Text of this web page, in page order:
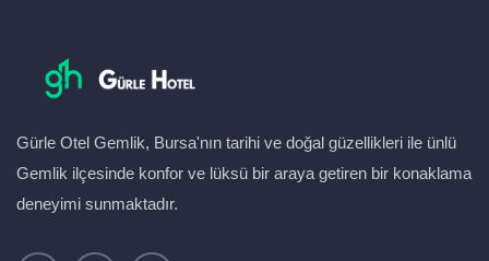
Gürle Otel Gemlik, Bursa'nın tarihi ve doğal güzellikleri ile ünlü
Gemlik ilçesinde konfor ve lüksü bir araya getiren bir konaklama
deneyimi sunmaktadır.